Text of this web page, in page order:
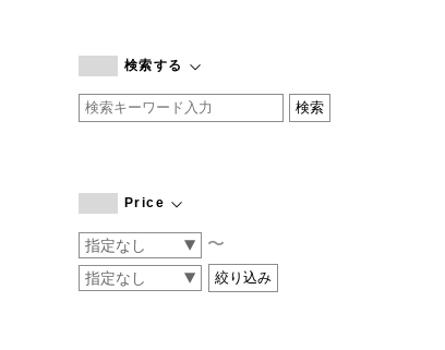
by basics
CATWORTH
COGTHEBIGSMOKE
CONVERSE
DEAN & DELUCA
検索する
Price
〜